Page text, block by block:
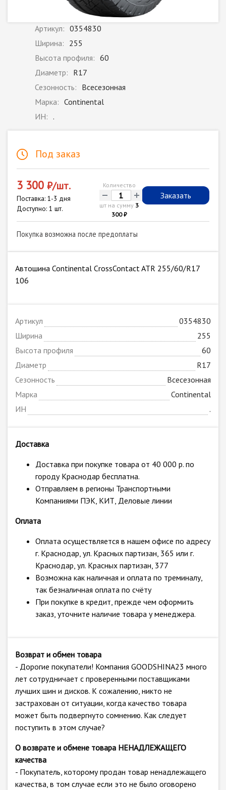
Артикул: 0354830
Ширина: 255
Высота профиля: 60
Диаметр: R17
Сезонность: Всесезонная
Марка: Continental
ИН: .
Под заказ
3 300 ₽/шт.
Поставка: 1-3 дня
Доступно: 1 шт.
Количество
- +
шт на сумму 3
300 ₽
Заказать
Покупка возможна после предоплаты
Автошина Continental CrossContact ATR 255/60/R17
106
Артикул
0354830
Ширина
255
Высота профиля
60
Диаметр
R17
Сезонность
Всесезонная
Марка
Continental
ИН
.
Доставка
Доставка при покупке товара от 40 000 р. по
городу Краснодар бесплатна.
Отправляем в регионы Транспортными
Компаниями ПЭК, КИТ, Деловые линии
Оплата
Оплата осуществляется в нашем офисе по адресу
г. Краснодар, ул. Красных партизан, 365 или г.
Краснодар, ул. Красных партизан, 377
Возможна как наличная и оплата по треминалу,
так безналичная оплата по счёту
При покупке в кредит, прежде чем оформить
заказ, уточните наличие товара у менеджера.
Возврат и обмен товара
- Дорогие покупатели! Компания GOODSHINA23 много
лет сотрудничает с проверенными поставщиками
лучших шин и дисков. К сожалению, никто не
застрахован от ситуации, когда качество товара
может быть подвергнуто сомнению. Как следует
поступить в этом случае?
О возврате и обмене товара НЕНАДЛЕЖАЩЕГО
качества
- Покупатель, которому продан товар ненадлежащего
качества, в том случае если это не было оговорено